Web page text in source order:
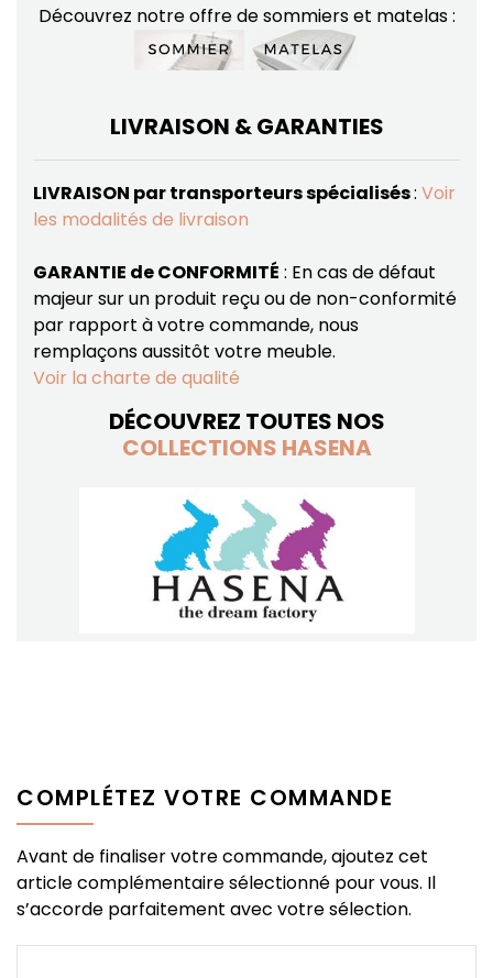
Découvrez notre offre de sommiers et matelas :
LIVRAISON & GARANTIES
LIVRAISON par transporteurs spécialisés: Voir
les modalités de livraison
GARANTIE de CONFORMITÉ : En cas de défaut
majeur sur un produit reçu ou de non-conformité
par rapport à votre commande, nous
remplaçons aussitôt votre meuble.
Voir la charte de qualité
DÉCOUVREZ TOUTES NOS
COLLECTIONS HASENA
COMPLÉTEZ VOTRE COMMANDE
Avant de finaliser votre commande, ajoutez cet
article complémentaire sélectionné pour vous. Il
s’accorde parfaitement avec votre sélection.